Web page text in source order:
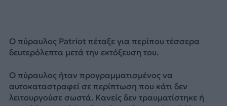
Ο πύραυλος Patriot πέταξε για περίπου τέσσερα
δευτερόλεπτα μετά την εκτόξευση του.
Ο πύραυλος ήταν προγραμματισμένος να
αυτοκαταστραφεί σε περίπτωση που κάτι δεν
λειτουργούσε σωστά. Κανείς δεν τραυματίστηκε ή